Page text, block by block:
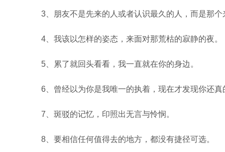
3、朋友不是先来的人或者认识最久的人，而是那
4、我该以怎样的姿态，来面对那荒枯的寂静的夜。
5、累了就回头看看，我一直就在你的身边。
6、曾经以为你是我唯一的执着，现在才发现你还
7、斑驳的记忆，印照出无言与怜悯。
8、要相信任何值得去的地方，都没有捷径可选。